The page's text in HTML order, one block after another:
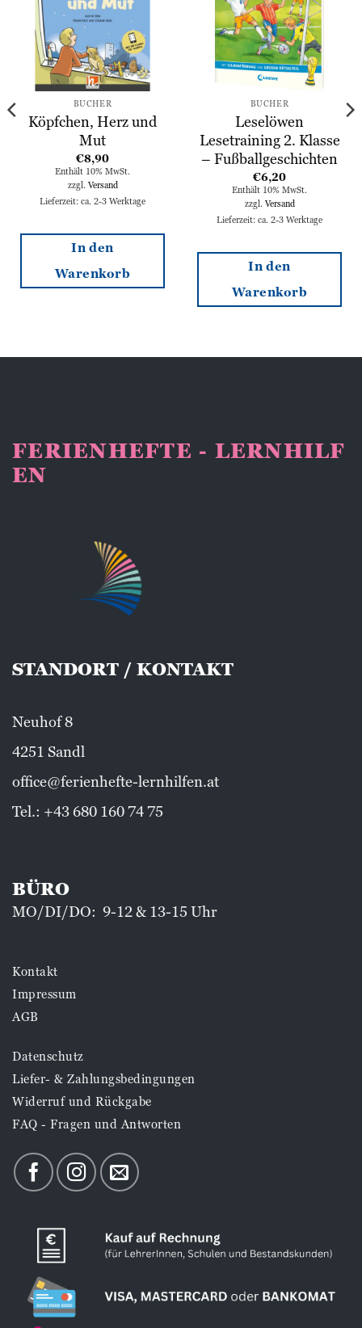
BÜCHER
Köpfchen, Herz und
Mut
€8,90
Enthält 10% MwSt.
zzgl. Versand
Lieferzeit: ca. 2-3 Werktage
In den
Warenkorb
BÜCHER
Leselöwen
Lesetraining 2. Klasse
– Fußballgeschichten
€6,20
Enthält 10% MwSt.
zzgl. Versand
Lieferzeit: ca. 2-3 Werktage
In den
Warenkorb
FERIENHEFTE - LERNHILF
EN
STANDORT / KONTAKT
Neuhof 8
4251 Sandl
office@ferienhefte-lernhilfen.at
Tel.: +43 680 160 74 75
BÜRO
MO/DI/DO: 9-12 & 13-15 Uhr
Kontakt
Impressum
AGB
Datenschutz
Liefer- & Zahlungsbedingungen
Widerruf und Rückgabe
FAQ - Fragen und Antworten